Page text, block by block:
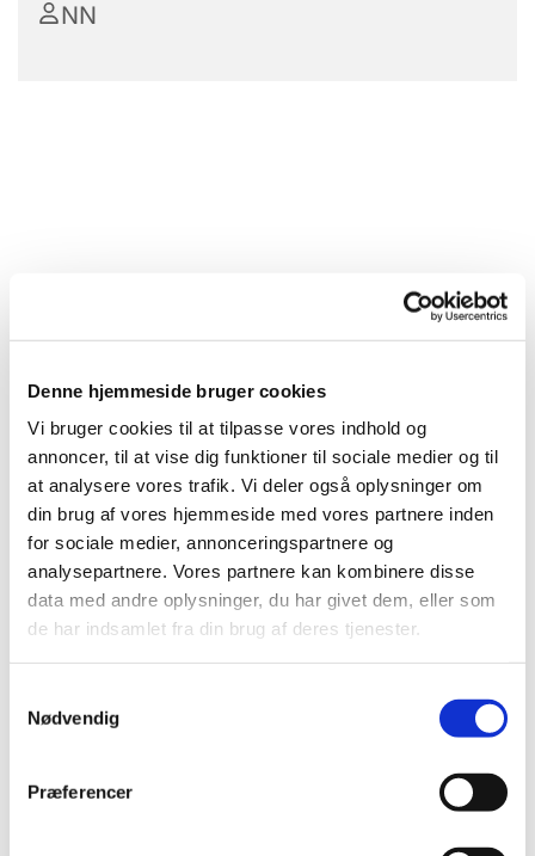
Denne hjemmeside bruger cookies
Vi bruger cookies til at tilpasse vores indhold og
annoncer, til at vise dig funktioner til sociale medier og til
at analysere vores trafik. Vi deler også oplysninger om
din brug af vores hjemmeside med vores partnere inden
for sociale medier, annonceringspartnere og
analysepartnere. Vores partnere kan kombinere disse
data med andre oplysninger, du har givet dem, eller som
de har indsamlet fra din brug af deres tjenester.
Nødvendig
Præferencer
NN
Du vil måske også kunne
lide...